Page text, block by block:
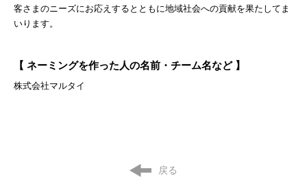
客さまのニーズにお応えするとともに地域社会への貢献を果たしてま
いります。
【 ネーミングを作った人の名前・チーム名など 】
株式会社マルタイ
戻る